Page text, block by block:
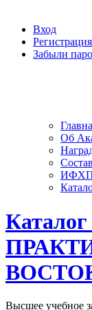
Вход
Регистрация
Забыли
Об
Высшее